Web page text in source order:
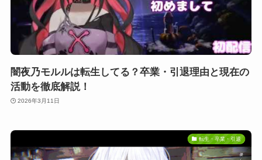
闇夜乃モルルは転生してる？卒業・引退理由と現在の
活動を徹底解説！
2026年3月11日
転生・卒業・引退